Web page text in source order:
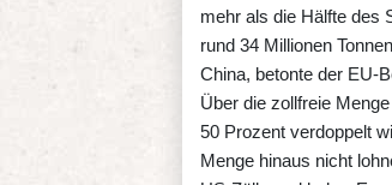
mehr als die Hälfte des
rund 34 Millionen
China, betonte der EU-
Über die zollfreie
50 Prozent verdoppelt
Menge hinaus nicht